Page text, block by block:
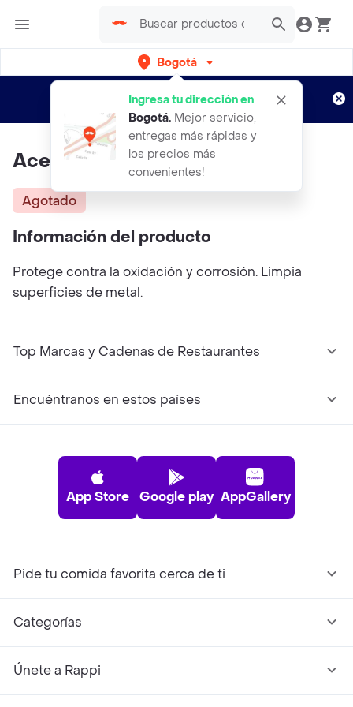
Bogotá
Ingresa tu dirección en
Bogotá. Mejor servicio,
entregas más rápidas y
los precios más
convenientes!
envíos gratis por semanas
Aplican TyC
Aceite Multiusos 3-1 30Ml
Agotado
Información del producto
Protege contra la oxidación y corrosión. Limpia
superficies de metal.
Top Marcas y Cadenas de Restaurantes
Encuéntranos en estos países
App Store Google play AppGallery
Pide tu comida favorita cerca de ti
Categorías
Únete a Rappi